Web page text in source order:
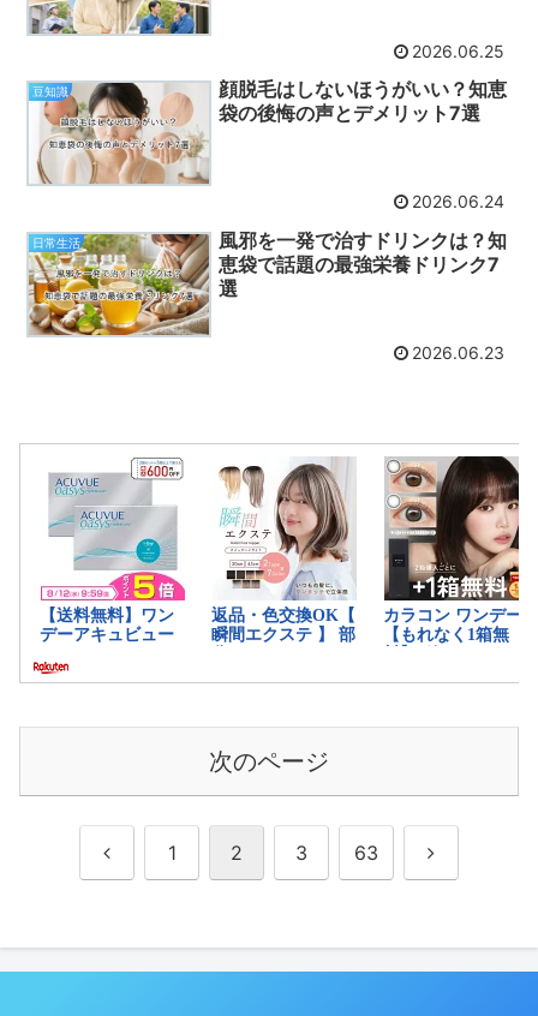
2026.06.25
豆知識
顔脱毛はしないほうがいい？知恵
袋の後悔の声とデメリット7選
2026.06.24
日常生活
風邪を一発で治すドリンクは？知
恵袋で話題の最強栄養ドリンク7
選
2026.06.23
次のページ
前 1 2 3 63 次